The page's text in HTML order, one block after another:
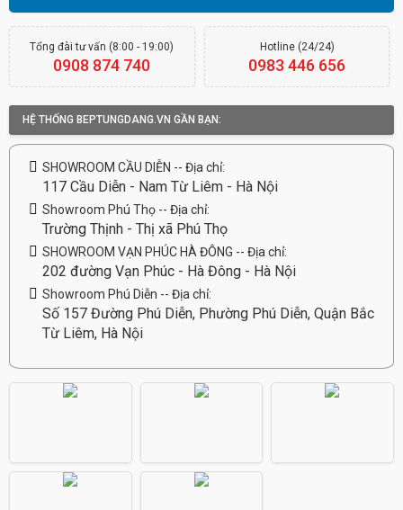
Tổng đài tư vấn (8:00 - 19:00)
0908 874 740
Hotline (24/24)
0983 446 656
HỆ THỐNG BEPTUNGDANG.VN GẦN BẠN:
SHOWROOM CẦU DIỄN -- Địa chỉ:
117 Cầu Diễn - Nam Từ Liêm - Hà Nội
Showroom Phú Thọ -- Địa chỉ:
Trường Thịnh - Thị xã Phú Thọ
SHOWROOM VẠN PHÚC HÀ ĐÔNG -- Địa chỉ:
202 đường Vạn Phúc - Hà Đông - Hà Nội
Showroom Phú Diễn -- Địa chỉ:
Số 157 Đường Phú Diễn, Phường Phú Diễn, Quận Bắc
Từ Liêm, Hà Nội